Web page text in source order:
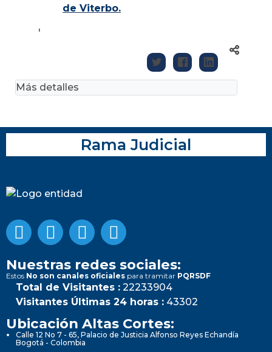
de Viterbo.
'
Más detalles
Rama Judicial
Nuestras redes sociales:
Estos No son canales oficiales para tramitar PQRSDF
Total de Visitantes : 22233904
Visitantes Últimas 24 horas : 43302
Ubicación Altas Cortes:
Calle 12 No 7 - 65, Palacio de Justicia Alfonso Reyes Echandía
Bogotá - Colombia